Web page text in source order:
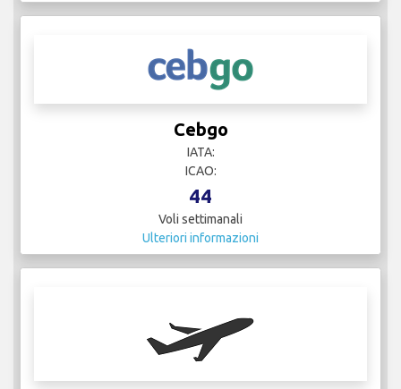
Cebgo
IATA:
ICAO:
44
Voli settimanali
Ulteriori informazioni